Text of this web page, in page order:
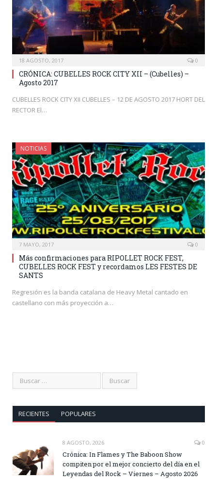
18 AGOSTO, 2017 0
CRÓNICA: CUBELLES ROCK CITY XII – (Cubelles) –
Agosto 2017
CUBELLES ROCK CITY XII CUBELLES – 12 DE AGOSTO 2017 HORT DEL
RECTOR El…
NOTICIAS
7 MAYO, 2017 0
Más confirmaciones para RIPOLLET ROCK FEST,
CUBELLES ROCK FEST y recordamos LES FESTES DE
SANTS
Regresión es la banda catalana de Heavy Metal cantado en
castellano con más proyección a…
RECIENTES POPULARES
8 AGOSTO, 2026 0
Crónica: In Flames y The Baboon Show
compiten por el mejor concierto del día en el
Leyendas del Rock – Viernes – Agosto 2026